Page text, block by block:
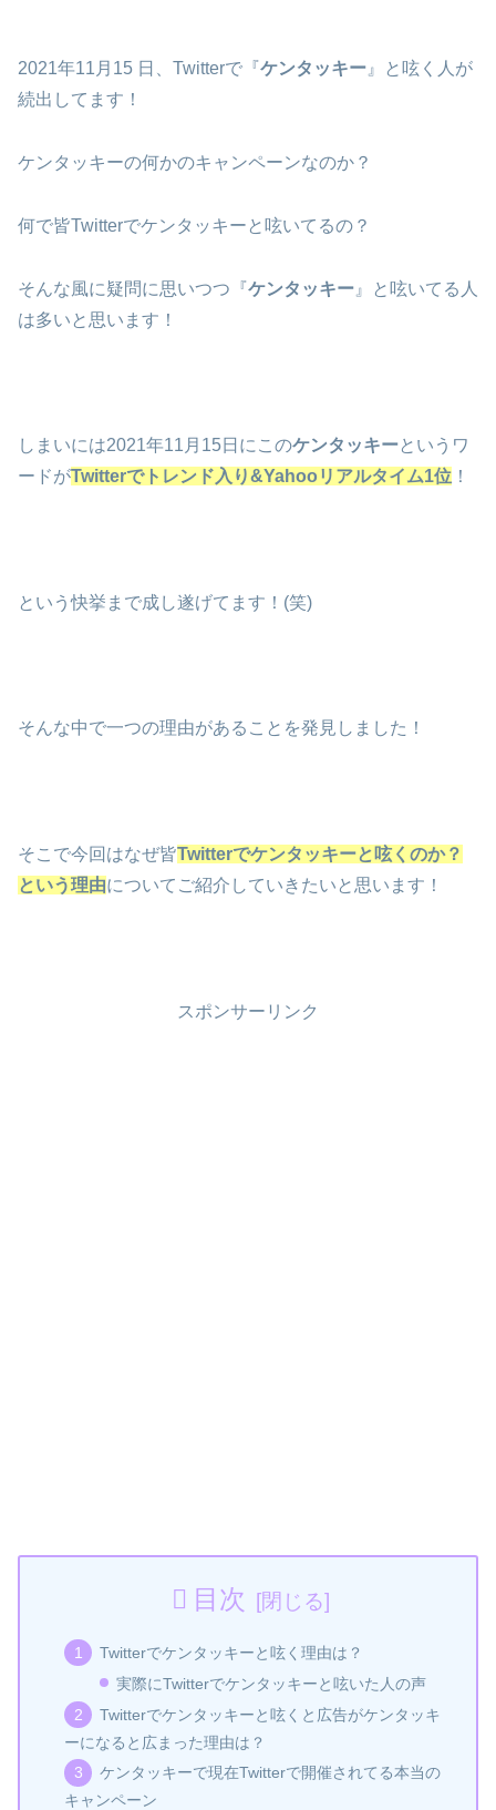
2021年11月15 日、Twitterで『ケンタッキー 』と呟く人が
続出してます！
ケンタッキーの何かのキャンペーンなのか？
何で皆Twitterでケンタッキーと呟いてるの？
そんな風に疑問に思いつつ『ケンタッキー 』と呟いてる人
は多いと思います！
しまいには2021年11月15日にこのケンタッキーというワ
ードがTwitterでトレンド入り&Yahooリアルタイム1位 ！
という快挙まで成し遂げてます！(笑)
そんな中で一つの理由があることを発見しました！
そこで今回はなぜ皆Twitterでケンタッキーと呟くのか？
という理由についてご紹介していきたいと思います！
スポンサーリンク
目次
Twitterでケンタッキーと呟く理由は？
実際にTwitterでケンタッキーと呟いた人の声
Twitterでケンタッキーと呟くと広告がケンタッキ
ーになると広まった理由は？
ケンタッキーで現在Twitterで開催されてる本当の
キャンペーン